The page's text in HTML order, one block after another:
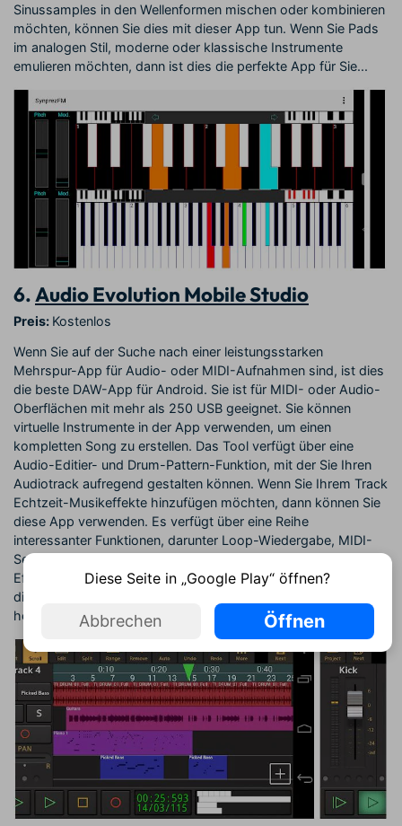
Sinussamples in den Wellenformen mischen oder kombinieren
möchten, können Sie dies mit dieser App tun. Wenn Sie Pads
im analogen Stil, moderne oder klassische Instrumente
emulieren möchten, dann ist dies die perfekte App für Sie...
6.Audio Evolution Mobile Studio
Preis: Kostenlos
Wenn Sie auf der Suche nach einer leistungsstarken
Mehrspur-App für Audio- oder MIDI-Aufnahmen sind, ist dies
die beste DAW-App für Android. Sie ist für MIDI- oder Audio-
Oberflächen mit mehr als 250 USB geeignet. Sie können
virtuelle Instrumente in der App verwenden, um einen
kompletten Song zu erstellen. Das Tool verfügt über eine
Audio-Editier- und Drum-Pattern-Funktion, mit der Sie Ihren
Audiotrack aufregend gestalten können. Wenn Sie Ihrem Track
Echtzeit-Musikeffekte hinzufügen möchten, dann können Sie
diese App verwenden. Es verfügt über eine Reihe
interessanter Funktionen, darunter Loop-Wiedergabe, MIDI-
Sequenz, Latenzkorrektur, Automatisierung von Mixer- und
Effektparametern und so weiter. Möchten Sie alle Funktionen
dieser Anwendung erkunden? Jetzt auf Ihr Android-Gerät
herunterladen.
Diese Seite in „Google Play“ öffnen?
Abbrechen Öffnen